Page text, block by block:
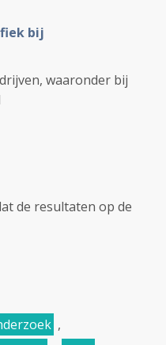
bij
waaronder bij
de resultaten op de
,